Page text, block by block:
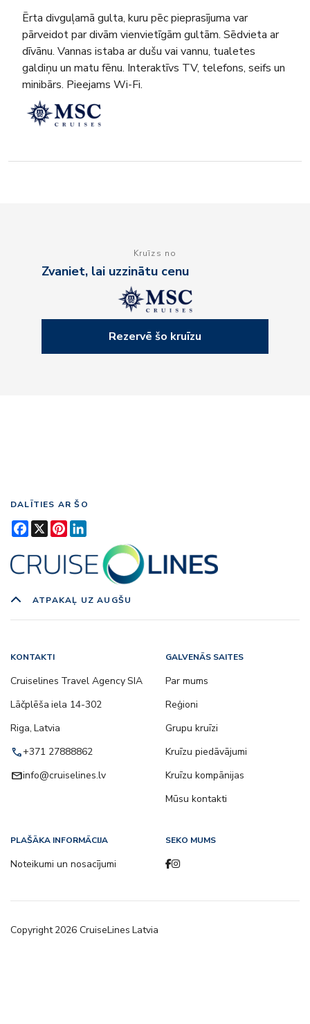
Ērta divguļamā gulta, kuru pēc pieprasījuma var
pārveidot par divām vienvietīgām gultām. Sēdvieta ar
dīvānu. Vannas istaba ar dušu vai vannu, tualetes
galdiņu un matu fēnu. Interaktīvs TV, telefons, seifs un
minibārs. Pieejams Wi-Fi.
Kruīzs no
Zvaniet, lai uzzinātu cenu
Rezervē šo kruīzu
DALĪTIES AR ŠO
Facebook
X Pinterest
ATPAKAĻ UZ AUGŠU
KONTAKTI
Cruiselines Travel Agency SIA
Lāčplēša iela 14-302
Riga, Latvia
call+371 27888862
emailinfo@cruiselines.lv
GALVENĀS SAITES
Par mums
Reģioni
Grupu kruīzi
Kruīzu piedāvājumi
Kruīzu kompānijas
Mūsu kontakti
PLAŠĀKA INFORMĀCIJA
Noteikumi un nosacījumi
SEKO MUMS
Copyright2026 CruiseLines Latvia